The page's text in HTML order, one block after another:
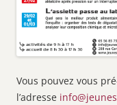
Vous pouvez vous
l’adresse